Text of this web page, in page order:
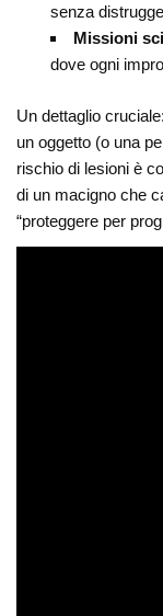
senza
Missioni
dove ogni
Un dettaglio
un oggetto (o una
rischio di lesioni è
di un macigno che
“proteggere per